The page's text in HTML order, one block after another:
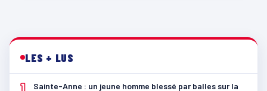
LES + LUS
1
Sainte-Anne : un jeune homme blessé par balles sur la